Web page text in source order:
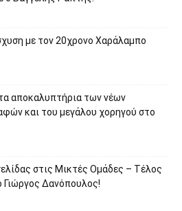
με τον 20χρονο Χαράλαμπο
αποκαλυπτήρια των νέων
και του μεγάλου χορηγού στο
στις Μικτές Ομάδες – Τέλος
Γιώργος Δανόπουλος!